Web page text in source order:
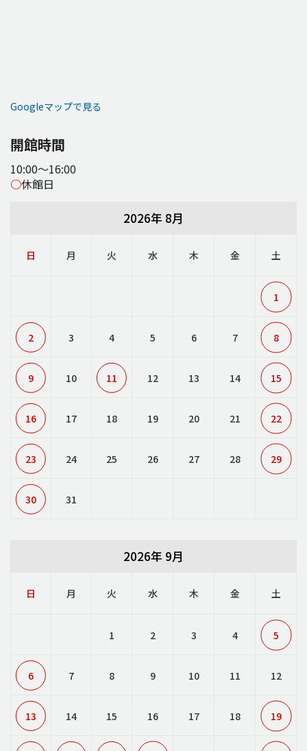
Googleマップで見る
開館時間
10:00～16:00
○休館日
2026年 8月
日 月 火 水 木 金 土
1
2 3 4 5 6 7 8
9 10 11 12 13 14 15
16 17 18 19 20 21 22
23 24 25 26 27 28 29
30 31
2026年 9月
日 月 火 水 木 金 土
1 2 3 4 5
6 7 8 9 10 11 12
13 14 15 16 17 18 19